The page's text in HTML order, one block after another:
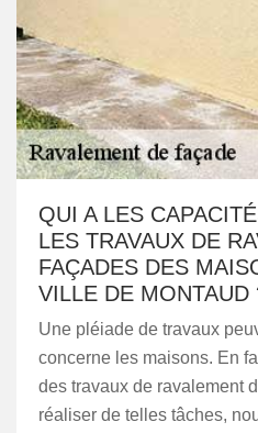
QUI A LES
LES TRAVAUX DE
FAÇADES DES
VILLE DE MONTAUD
Une pléiade de travaux
concerne les maisons. En
des travaux de ravalement
réaliser de telles tâches,